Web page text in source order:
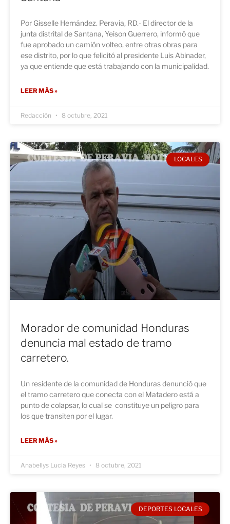
Por Gisselle Hernández. Peravia, RD.- El director de la
junta distrital de Santana, Yeison Guerrero, informó que
fue aprobado un camión volteo, entre otras obras para
ese distrito, por lo que felicitó al presidente Luis Abinader,
ya que entiende que está trabajando con la municipalidad.
LEER MÁS »
Redacción 8 octubre, 2021
LOCALES
Morador de comunidad Honduras
denuncia mal estado de tramo
carretero.
Un residente de la comunidad de Honduras denunció que
el tramo carretero que conecta con el Matadero está a
punto de colapsar, lo cual se constituye un peligro para
los que transiten por el lugar.
LEER MÁS »
Anabellys Lucia Reyes 8 octubre, 2021
DEPORTES LOCALES